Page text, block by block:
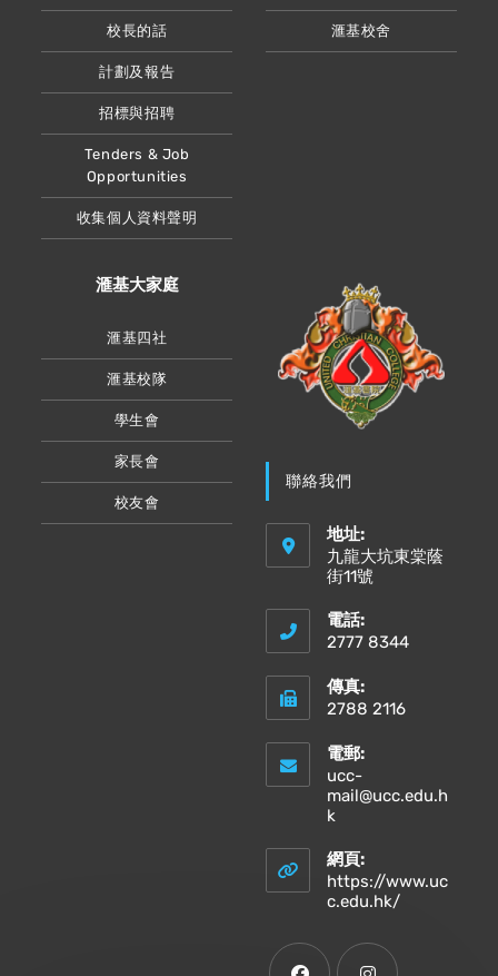
校長的話
計劃及報告
招標與招聘
Tenders & Job
Opportunities
收集個人資料聲明
滙基校舍
滙基大家庭
滙基四社
滙基校隊
學生會
家長會
校友會
聯絡我們
地址:
九龍大坑東棠蔭
街11號
電話:
2777 8344
傳真:
2788 2116
電郵:
ucc-
mail@ucc.edu.h
k
your
application
網頁:
https://www.uc
c.edu.hk/Opens